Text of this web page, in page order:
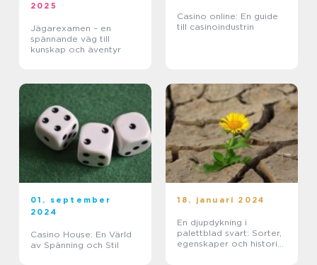
2025
Jägarexamen – en
spännande väg till
kunskap och äventyr
Casino online: En guide
till casinoindustrin
01. september
2024
Casino House: En Värld
av Spänning och Stil
18. januari 2024
En djupdykning i
palettblad svart: Sorter,
egenskaper och historisk